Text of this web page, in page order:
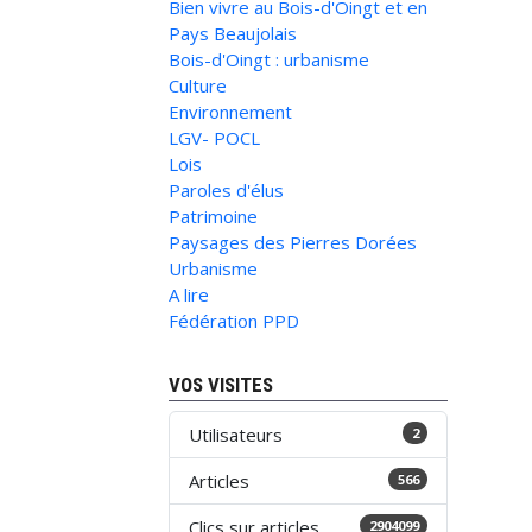
Bien vivre au Bois-d'Oingt et en
Pays Beaujolais
Bois-d'Oingt : urbanisme
Culture
Environnement
LGV- POCL
Lois
Paroles d'élus
Patrimoine
Paysages des Pierres Dorées
Urbanisme
A lire
Fédération PPD
VOS VISITES
Utilisateurs 2
Articles 566
Clics sur articles 2904099